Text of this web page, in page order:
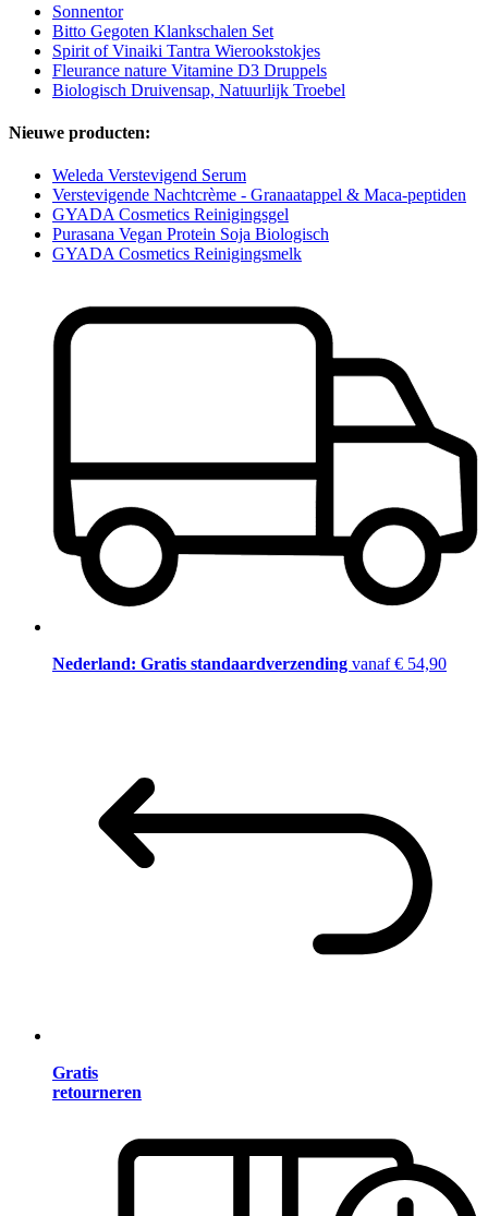
Sonnentor
Bitto Gegoten Klankschalen Set
Spirit of Vinaiki Tantra Wierookstokjes
Fleurance nature Vitamine D3 Druppels
Biologisch Druivensap, Natuurlijk Troebel
Nieuwe producten:
Weleda Verstevigend Serum
Verstevigende Nachtcrème - Granaatappel & Maca-peptiden
GYADA Cosmetics Reinigingsgel
Purasana Vegan Protein Soja Biologisch
GYADA Cosmetics Reinigingsmelk
Nederland: Gratis standaardverzending vanaf € 54,90
Gratis
retourneren